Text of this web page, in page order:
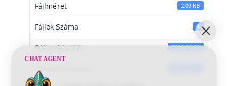
Fájlméret 2.09 KB
Fájlok Száma 1
Dátumkészítés 2016-06-22
Utoljára frissített
CHAT AGENT